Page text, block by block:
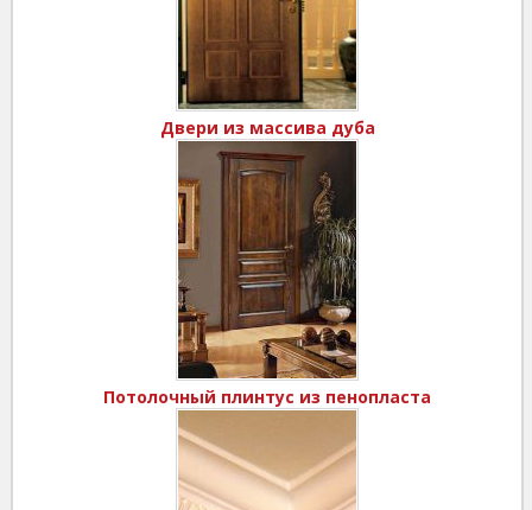
Двери из массива дуба
Потолочный плинтус из пенопласта